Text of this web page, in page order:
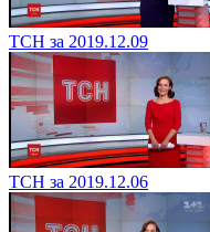
ТСН за 2019.12.09
ТСН за 2019.12.06